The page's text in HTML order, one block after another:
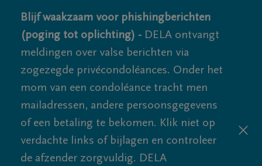
Blijf waakzaam voor phishingberichten
(poging tot oplichting) - DELA ontvangt
meldingen over valse berichten via
zogezegde privécondoléances. Onder het
mom van een condoléance tracht men
mailadressen, andere persoonsgegevens
of een betaling te bekomen. Klik niet op
verdachte links of bijlagen en controleer
de afzender zorgvuldig. DELA